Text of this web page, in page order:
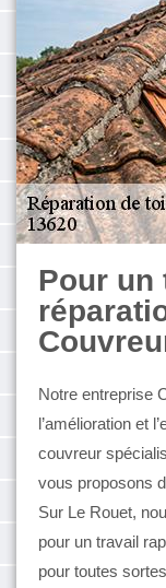
Pour un
Notre entreprise
l’amélioration et
couvreur
vous proposons
Sur Le Rouet,
pour un travail
pour toutes